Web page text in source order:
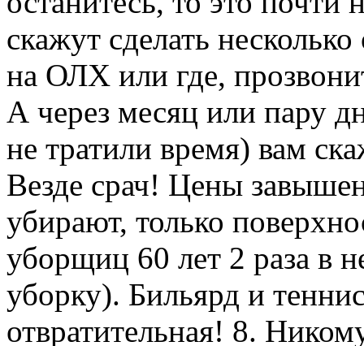
скажут сделать
на ОЛХ или где,
А через месяц или пару
не тратили время) вам
Везде срач! Цены
убирают, только
уборщиц 60 лет 2 раза в
уборку). Бильярд и
отвратительная! 8.